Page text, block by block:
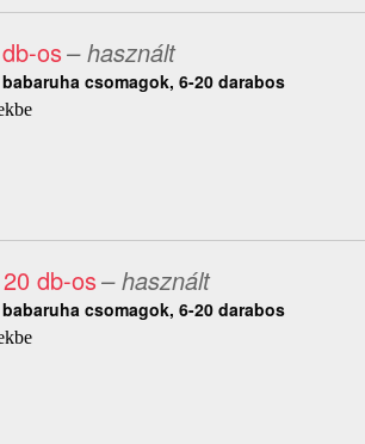
os– használt
csomagok, 6-20 darabos
db-os– használt
csomagok, 6-20 darabos